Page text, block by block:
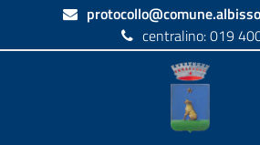
centralino: 019